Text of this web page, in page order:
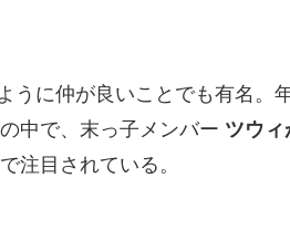
うに仲が良いことでも有名。
中で、末っ子メンバー ツウ
注目されている。